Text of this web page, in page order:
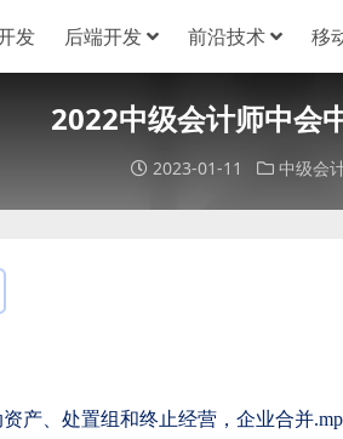
发 后端开发 前沿技术 移
2022中级会计师中会
2023-01-11 中级会
产、处置组和终止经营，企业合并